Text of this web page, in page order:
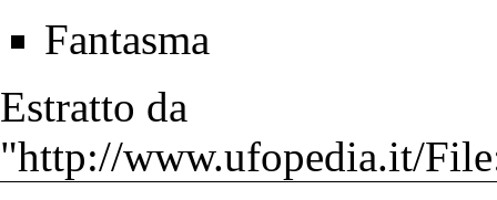
Fantasma
Estratto da
"http://www.ufopedia.it/